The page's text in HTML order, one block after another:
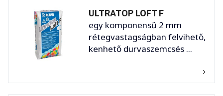
ULTRATOP LOFT F
egy komponensű 2 mm
rétegvastagságban felvihető,
kenhető durvaszemcsés ...